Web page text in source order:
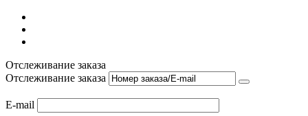
Отслеживание заказа
Отслеживание заказа
E-mail